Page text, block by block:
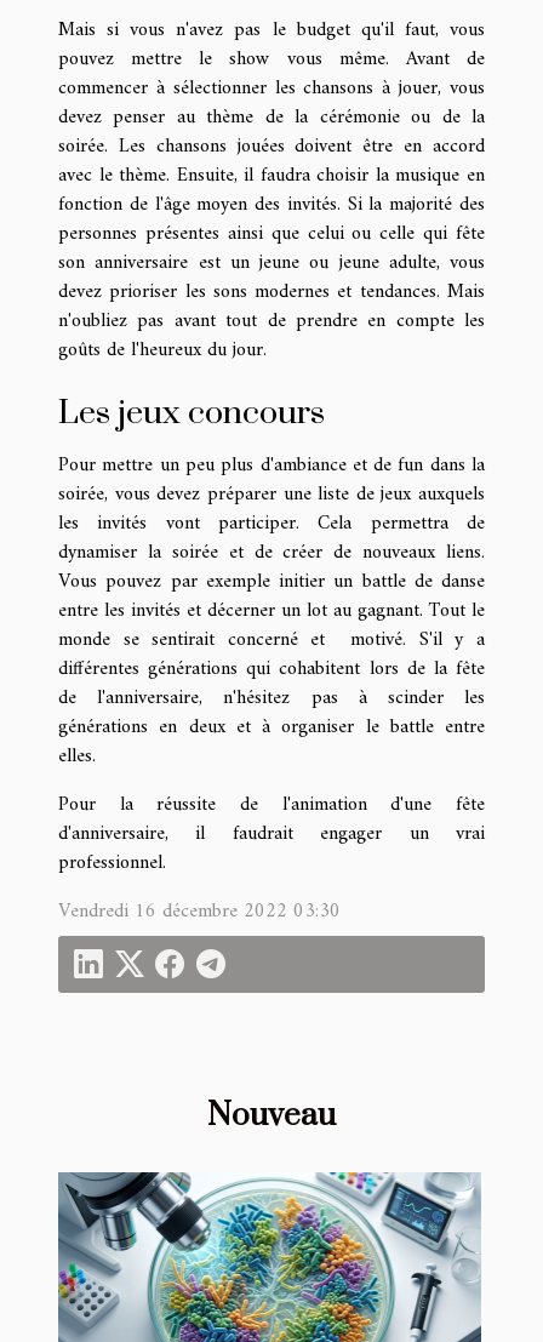
Mais si vous n'avez pas le budget qu'il faut, vous
pouvez mettre le show vous même. Avant de
commencer à sélectionner les chansons à jouer, vous
devez penser au thème de la cérémonie ou de la
soirée. Les chansons jouées doivent être en accord
avec le thème. Ensuite, il faudra choisir la musique en
fonction de l'âge moyen des invités. Si la majorité des
personnes présentes ainsi que celui ou celle qui fête
son anniversaire est un jeune ou jeune adulte, vous
devez prioriser les sons modernes et tendances. Mais
n'oubliez pas avant tout de prendre en compte les
goûts de l'heureux du jour.
Les jeux concours
Pour mettre un peu plus d'ambiance et de fun dans la
soirée, vous devez préparer une liste de jeux auxquels
les invités vont participer. Cela permettra de
dynamiser la soirée et de créer de nouveaux liens.
Vous pouvez par exemple initier un battle de danse
entre les invités et décerner un lot au gagnant. Tout le
monde se sentirait concerné et motivé. S'il y a
différentes générations qui cohabitent lors de la fête
de l'anniversaire, n'hésitez pas à scinder les
générations en deux et à organiser le battle entre
elles.
Pour la réussite de l'animation d'une fête
d'anniversaire, il faudrait engager un vrai
professionnel.
Vendredi 16 décembre 2022 03:30
Nouveau